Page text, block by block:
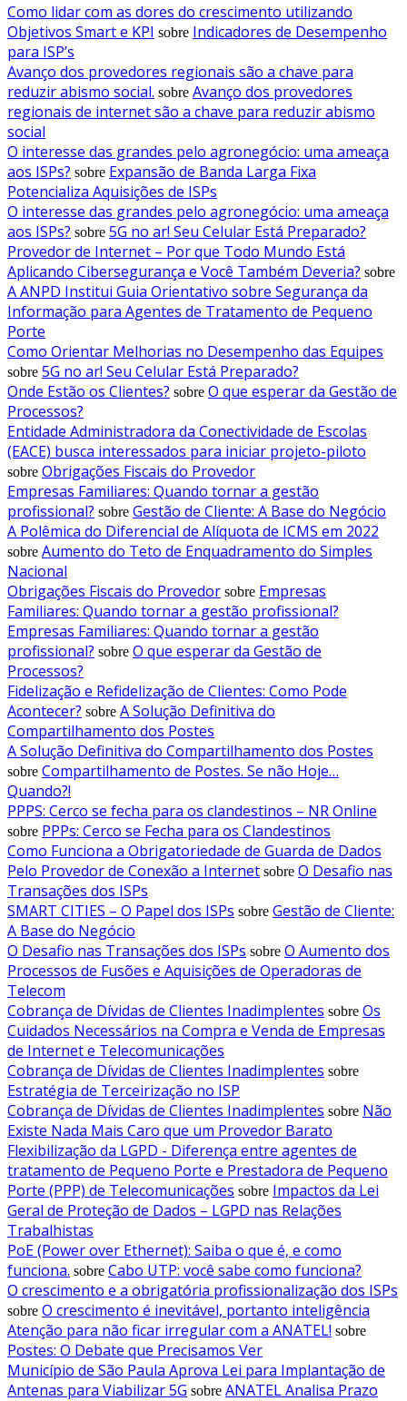
Como lidar com as dores do crescimento utilizando
Objetivos Smart e KPI sobre Indicadores de Desempenho
para ISP’s
Avanço dos provedores regionais são a chave para
reduzir abismo social. sobre Avanço dos provedores
regionais de internet são a chave para reduzir abismo
social
O interesse das grandes pelo agronegócio: uma ameaça
aos ISPs? sobre Expansão de Banda Larga Fixa
Potencializa Aquisições de ISPs
O interesse das grandes pelo agronegócio: uma ameaça
aos ISPs? sobre 5G no ar! Seu Celular Está Preparado?
Provedor de Internet – Por que Todo Mundo Está
Aplicando Cibersegurança e Você Também Deveria? sobre
A ANPD Institui Guia Orientativo sobre Segurança da
Informação para Agentes de Tratamento de Pequeno
Porte
Como Orientar Melhorias no Desempenho das Equipes
sobre 5G no ar! Seu Celular Está Preparado?
Onde Estão os Clientes? sobre O que esperar da Gestão de
Processos?
Entidade Administradora da Conectividade de Escolas
(EACE) busca interessados para iniciar projeto-piloto
sobre Obrigações Fiscais do Provedor
Empresas Familiares: Quando tornar a gestão
profissional? sobre Gestão de Cliente: A Base do Negócio
A Polêmica do Diferencial de Alíquota de ICMS em 2022
sobre Aumento do Teto de Enquadramento do Simples
Nacional
Obrigações Fiscais do Provedor sobre Empresas
Familiares: Quando tornar a gestão profissional?
Empresas Familiares: Quando tornar a gestão
profissional? sobre O que esperar da Gestão de
Processos?
Fidelização e Refidelização de Clientes: Como Pode
Acontecer? sobre A Solução Definitiva do
Compartilhamento dos Postes
A Solução Definitiva do Compartilhamento dos Postes
sobre Compartilhamento de Postes. Se não Hoje…
Quando?!
PPPS: Cerco se fecha para os clandestinos – NR Online
sobre PPPs: Cerco se Fecha para os Clandestinos
Como Funciona a Obrigatoriedade de Guarda de Dados
Pelo Provedor de Conexão a Internet sobre O Desafio nas
Transações dos ISPs
SMART CITIES – O Papel dos ISPs sobre Gestão de Cliente:
A Base do Negócio
O Desafio nas Transações dos ISPs sobre O Aumento dos
Processos de Fusões e Aquisições de Operadoras de
Telecom
Cobrança de Dívidas de Clientes Inadimplentes sobre Os
Cuidados Necessários na Compra e Venda de Empresas
de Internet e Telecomunicações
Cobrança de Dívidas de Clientes Inadimplentes sobre
Estratégia de Terceirização no ISP
Cobrança de Dívidas de Clientes Inadimplentes sobre Não
Existe Nada Mais Caro que um Provedor Barato
Flexibilização da LGPD - Diferença entre agentes de
tratamento de Pequeno Porte e Prestadora de Pequeno
Porte (PPP) de Telecomunicações sobre Impactos da Lei
Geral de Proteção de Dados – LGPD nas Relações
Trabalhistas
PoE (Power over Ethernet): Saiba o que é, e como
funciona. sobre Cabo UTP: você sabe como funciona?
O crescimento e a obrigatória profissionalização dos ISPs
sobre O crescimento é inevitável, portanto inteligência
Atenção para não ficar irregular com a ANATEL! sobre
Postes: O Debate que Precisamos Ver
Município de São Paula Aprova Lei para Implantação de
Antenas para Viabilizar 5G sobre ANATEL Analisa Prazo